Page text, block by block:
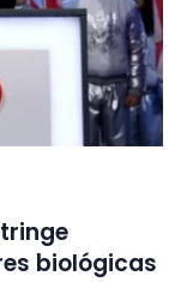
biológicas